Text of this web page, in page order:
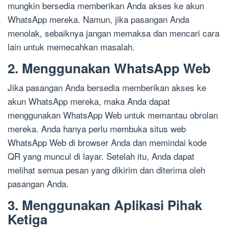
mungkin bersedia memberikan Anda akses ke akun
WhatsApp mereka. Namun, jika pasangan Anda
menolak, sebaiknya jangan memaksa dan mencari cara
lain untuk memecahkan masalah.
2. Menggunakan WhatsApp Web
Jika pasangan Anda bersedia memberikan akses ke
akun WhatsApp mereka, maka Anda dapat
menggunakan WhatsApp Web untuk memantau obrolan
mereka. Anda hanya perlu membuka situs web
WhatsApp Web di browser Anda dan memindai kode
QR yang muncul di layar. Setelah itu, Anda dapat
melihat semua pesan yang dikirim dan diterima oleh
pasangan Anda.
3. Menggunakan Aplikasi Pihak
Ketiga